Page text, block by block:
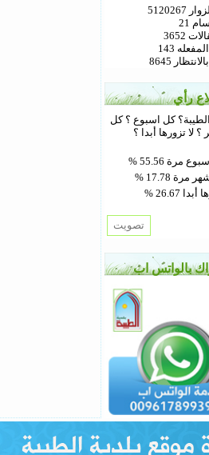
21
3652
143
8645
رأي
كل اسبوع ؟ كل
؟ لا تزورها أبدا ؟
مرة 55.56 %
17.78 %
26.67 %
بالواتس اب